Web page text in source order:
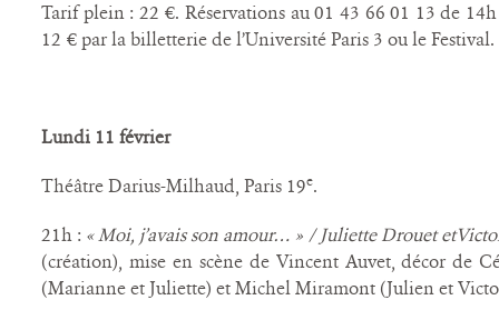
Tarif plein : 22 €. Réservations au 01 43 66 01 13 de
12 € par la billetterie de l’Université Paris 3 ou le Festival.
Lundi 11 février
Théâtre Darius-Milhaud, Paris 19e.
21h : « Moi, j’avais son amour… » / Juliette Drouet
(création), mise en scène de Vincent Auvet, décor de
(Marianne et Juliette) et Michel Miramont (Julien et